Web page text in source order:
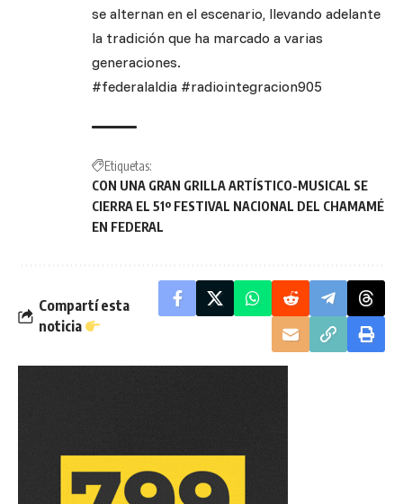
se alternan en el escenario, llevando adelante
la tradición que ha marcado a varias
generaciones.
#federalaldia #radiointegracion905
Etiquetas:
CON UNA GRAN GRILLA ARTÍSTICO-MUSICAL SE
CIERRA EL 51º FESTIVAL NACIONAL DEL CHAMAMÉ
EN FEDERAL
Compartí esta
noticia